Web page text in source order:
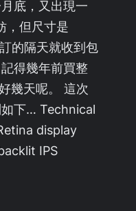
底，又出現一
，但尺寸是
的隔天就收到包
得幾年前買整
幾天呢。 這次
如下… Technical
display
IPS